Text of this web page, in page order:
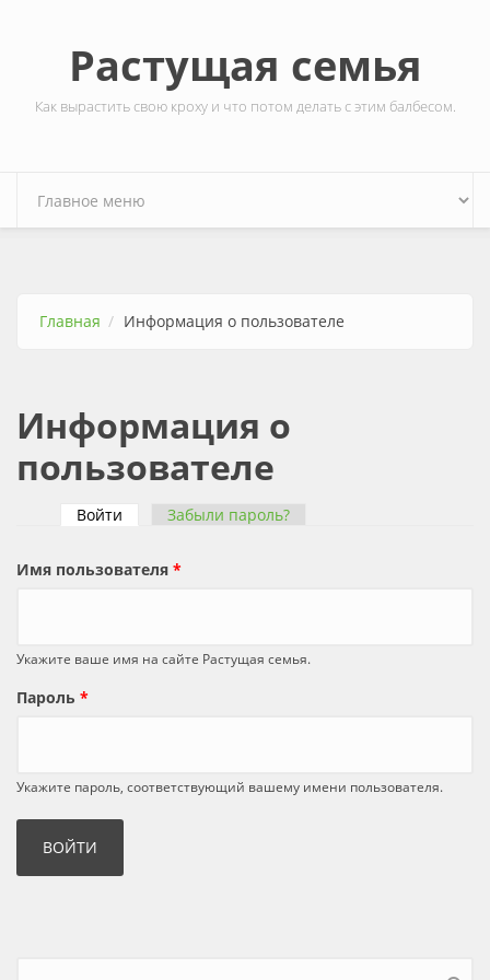
Растущая семья
Как вырастить свою кроху и что потом делать с этим балбесом.
Главная Информация о пользователе
Информация о
пользователе
Войти (активная вкладка)
Забыли пароль?
Имя пользователя *
Укажите ваше имя на сайте Растущая семья.
Пароль *
Укажите пароль, соответствующий вашему имени пользователя.